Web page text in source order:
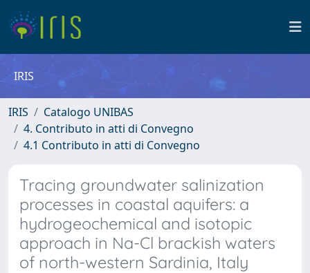
IRIS
IRIS
Catalogo UNIBAS
4. Contributo in atti di Convegno
4.1 Contributo in atti di Convegno
Tracing groundwater salinization
processes in coastal aquifers: a
hydrogeochemical and isotopic
approach in Na-Cl brackish waters
of north-western Sardinia, Italy